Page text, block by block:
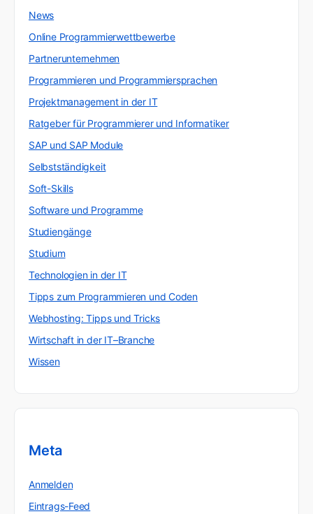
News
Online Programmierwettbewerbe
Partnerunternehmen
Programmieren und Programmiersprachen
Projektmanagement in der IT
Ratgeber für Programmierer und Informatiker
SAP und SAP Module
Selbstständigkeit
Soft-Skills
Software und Programme
Studiengänge
Studium
Technologien in der IT
Tipps zum Programmieren und Coden
Webhosting: Tipps und Tricks
Wirtschaft in der IT–Branche
Wissen
Meta
Anmelden
Eintrags-Feed